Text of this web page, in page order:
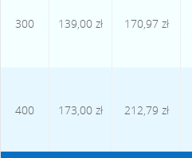
300 139,00 zł 170,97 zł
400 173,00 zł 212,79 zł